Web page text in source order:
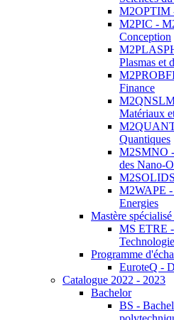
M2OPTIM
M2PIC -
Conception
Plasmas et
Finance
Matériaux
Quantiques
M2SMNO
des Nano-
M2WAPE
Energies
Mastère
MS ETRE
Programme
EuroteQ -
Catalogue 2022 - 2023
Bachelor
BS -